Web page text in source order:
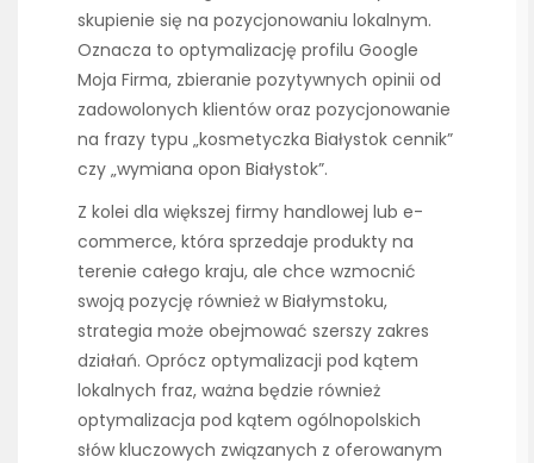
skupienie się na pozycjonowaniu lokalnym.
Oznacza to optymalizację profilu Google
Moja Firma, zbieranie pozytywnych opinii od
zadowolonych klientów oraz pozycjonowanie
na frazy typu „kosmetyczka Białystok cennik”
czy „wymiana opon Białystok”.
Z kolei dla większej firmy handlowej lub e-
commerce, która sprzedaje produkty na
terenie całego kraju, ale chce wzmocnić
swoją pozycję również w Białymstoku,
strategia może obejmować szerszy zakres
działań. Oprócz optymalizacji pod kątem
lokalnych fraz, ważna będzie również
optymalizacja pod kątem ogólnopolskich
słów kluczowych związanych z oferowanym